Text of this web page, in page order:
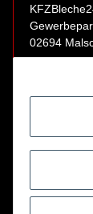
02694
Abholungen
E-Mail: